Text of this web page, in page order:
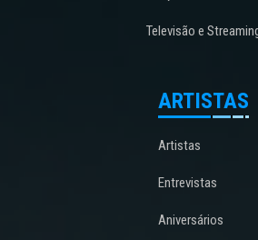
Televisão e
ARTISTAS
Artistas
Entrevistas
Aniversários